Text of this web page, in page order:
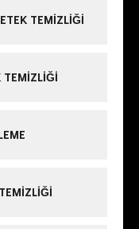
TEMIZLIĞI
TEMIZLIĞI